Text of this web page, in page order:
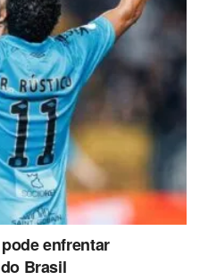
enfrentar
Brasil